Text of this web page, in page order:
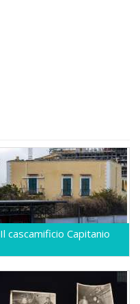
Il cascamificio Capitanio